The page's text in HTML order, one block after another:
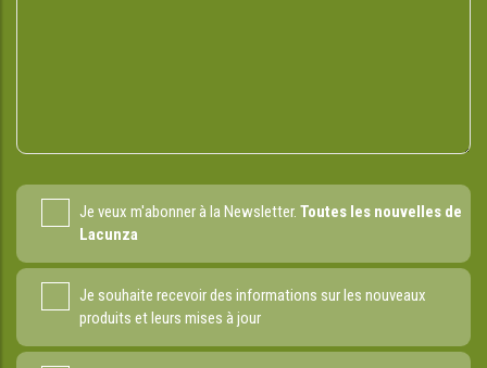
Je veux m'abonner à la Newsletter. Toutes les nouvelles de
Lacunza
Je souhaite recevoir des informations sur les nouveaux
produits et leurs mises à jour